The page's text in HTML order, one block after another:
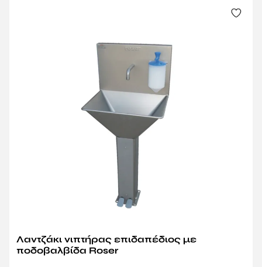
Λαντζάκι νιπτήρας επιδαπέδιος με
ποδοβαλβίδα Roser